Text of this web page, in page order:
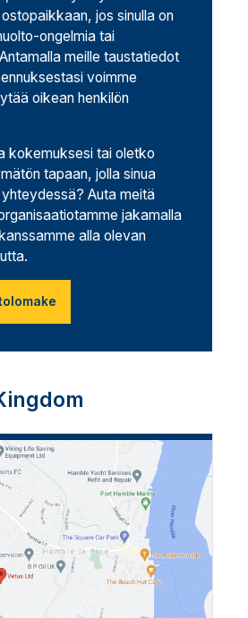
jos sinulla on
ongelmia tai
meille taustatiedot
voimme
oikean henkilön
kokemuksesi tai oletko
tapaan, jolla sinua
Auta meitä
jakamalla
alla olevan